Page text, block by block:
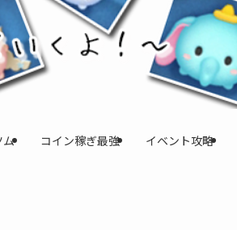
ム コイン稼ぎ最強 イベント攻略